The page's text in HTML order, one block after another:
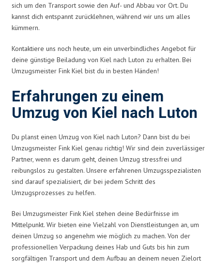
sich um den Transport sowie den Auf- und Abbau vor Ort. Du
kannst dich entspannt zurücklehnen, während wir uns um alles
kümmern.
Kontaktiere uns noch heute, um ein unverbindliches Angebot für
deine günstige Beiladung von Kiel nach Luton zu erhalten. Bei
Umzugsmeister Fink Kiel bist du in besten Händen!
Erfahrungen zu einem
Umzug von Kiel nach Luton
Du planst einen Umzug von Kiel nach Luton? Dann bist du bei
Umzugsmeister Fink Kiel genau richtig! Wir sind dein zuverlässiger
Partner, wenn es darum geht, deinen Umzug stressfrei und
reibungslos zu gestalten. Unsere erfahrenen Umzugsspezialisten
sind darauf spezialisiert, dir bei jedem Schritt des
Umzugsprozesses zu helfen.
Bei Umzugsmeister Fink Kiel stehen deine Bedürfnisse im
Mittelpunkt. Wir bieten eine Vielzahl von Dienstleistungen an, um
deinen Umzug so angenehm wie möglich zu machen. Von der
professionellen Verpackung deines Hab und Guts bis hin zum
sorgfältigen Transport und dem Aufbau an deinem neuen Zielort